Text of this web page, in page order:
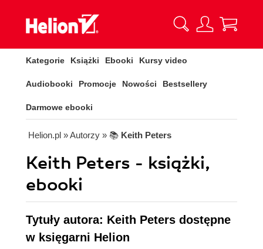
Kategorie Książki Ebooki Kursy video
Audiobooki Promocje Nowości Bestsellery
Darmowe ebooki
Helion.pl » Autorzy » 📚 Keith Peters
Keith Peters - książki,
ebooki
Tytuły autora: Keith Peters dostępne
w księgarni Helion